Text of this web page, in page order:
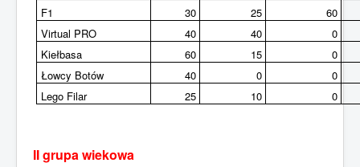
F1
30 25
60
Virtual PRO
40 40
0
Kiełbasa
60 15
0
Łowcy Botów
40 0
0
Lego Filar
25 10 0
II grupa wiekowa